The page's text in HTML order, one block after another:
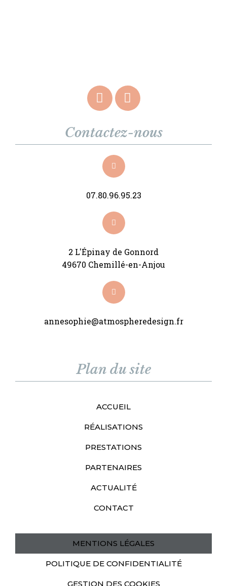
Contactez-nous
07.80.96.95.23
2 L'Épinay de Gonnord
49670 Chemillé-en-Anjou
annesophie@atmospheredesign.fr
Plan du site
ACCUEIL
RÉALISATIONS
PRESTATIONS
PARTENAIRES
ACTUALITÉ
CONTACT
MENTIONS LÉGALES
POLITIQUE DE CONFIDENTIALITÉ
GESTION DES COOKIES